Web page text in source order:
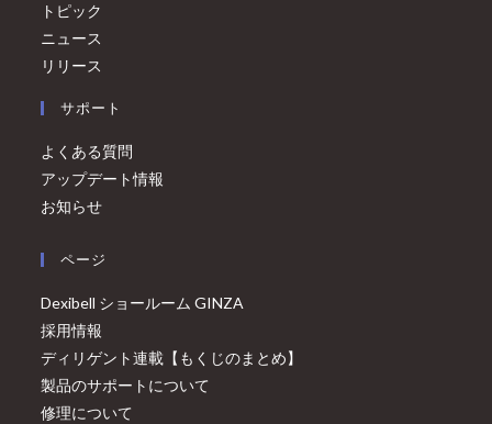
トピック
ニュース
リリース
サポート
よくある質問
アップデート情報
お知らせ
ページ
Dexibell ショールーム GINZA
採用情報
ディリゲント連載【もくじのまとめ】
製品のサポートについて
修理について